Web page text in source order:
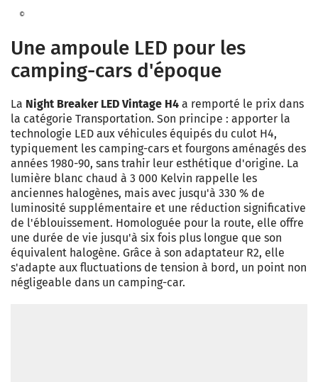
©
Une ampoule LED pour les
camping-cars d'époque
La Night Breaker LED Vintage H4 a remporté le prix dans
la catégorie Transportation. Son principe : apporter la
technologie LED aux véhicules équipés du culot H4,
typiquement les camping-cars et fourgons aménagés des
années 1980-90, sans trahir leur esthétique d'origine. La
lumière blanc chaud à 3 000 Kelvin rappelle les
anciennes halogènes, mais avec jusqu'à 330 % de
luminosité supplémentaire et une réduction significative
de l'éblouissement. Homologuée pour la route, elle offre
une durée de vie jusqu'à six fois plus longue que son
équivalent halogène. Grâce à son adaptateur R2, elle
s'adapte aux fluctuations de tension à bord, un point non
négligeable dans un camping-car.